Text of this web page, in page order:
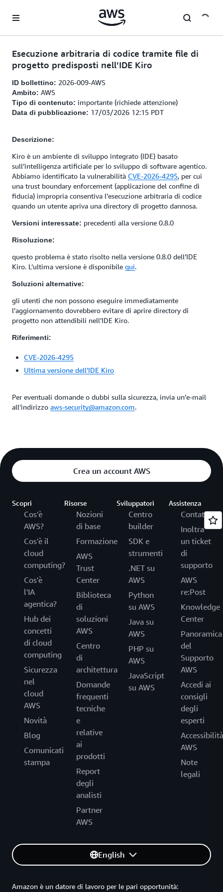
Esecuzione arbitraria di codice tramite file di
progetto predisposti nell’IDE Kiro
ID bollettino: 2026-009-AWS
Ambito: AWS
Tipo di contenuto: importante (richiede attenzione)
Data di pubblicazione: 17/03/2026 12:15 PDT
Descrizione:
Kiro è un ambiente di sviluppo integrato (IDE) basato
sull’intelligenza artificiale per lo sviluppo di software agentico.
Abbiamo identificato la vulnerabilità CVE-2026-4295, per cui
una trust boundary enforcement (applicazione del confine di
fiducia) impropria consentiva l’esecuzione arbitraria di codice
quando un utente apriva una directory di progetto dannosa.
Versioni interessate: precedenti alla versione 0.8.0
Risoluzione:
questo problema è stato risolto nella versione 0.8.0 dell’IDE
Kiro. L’ultima versione è disponibile qui.
Soluzioni alternative:
gli utenti che non possono eseguire immediatamente
l’aggiornamento dovrebbero evitare di aprire directory di
progetto non attendibili nell’IDE Kiro.
Riferimenti:
CVE-2026-4295
Ultima versione dell’IDE Kiro
Per eventuali domande o dubbi sulla sicurezza, invia un’e-mail
all’indirizzo aws-security@amazon.com.
Crea un account AWS
Scopri
Cos'è
AWS?
Cos'è il
cloud
computing?
Cos'è
l'IA
agentica?
Hub dei
concetti
di cloud
computing
Sicurezza
nel
cloud
AWS
Novità
Blog
Comunicati
stampa
Risorse
Nozioni
di base
Formazione
AWS
Trust
Center
Biblioteca
di
soluzioni
AWS
Centro
di
architettura
Domande
frequenti
tecniche
e
relative
ai
prodotti
Report
degli
analisti
Partner
AWS
Sviluppatori
Centro
builder
SDK e
strumenti
.NET su
AWS
Python
su AWS
Java su
AWS
PHP su
AWS
JavaScript
su AWS
Assistenza
Contattaci
Inoltra
un ticket
di
supporto
AWS
re:Post
Knowledge
Center
Panoramica
del
Supporto
AWS
Accedi ai
consigli
degli
esperti
Accessibilità
AWS
Note
legali
English
Amazon è un datore di lavoro per le pari opportunità: